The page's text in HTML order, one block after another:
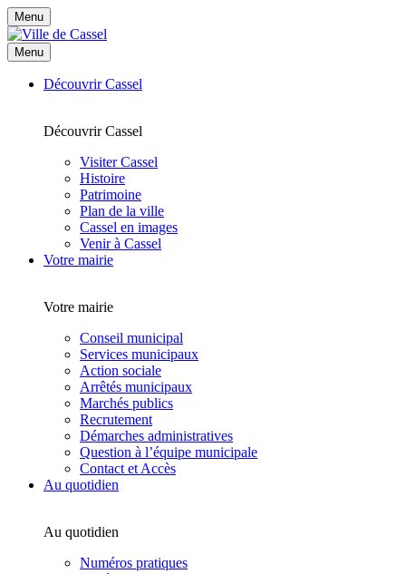
Menu
Menu
Découvrir Cassel
Découvrir Cassel
Visiter Cassel
Histoire
Patrimoine
Plan de la ville
Cassel en images
Venir à Cassel
Votre mairie
Votre mairie
Conseil municipal
Services municipaux
Action sociale
Arrêtés municipaux
Marchés publics
Recrutement
Démarches administratives
Question à l’équipe municipale
Contact et Accès
Au quotidien
Au quotidien
Numéros pratiques